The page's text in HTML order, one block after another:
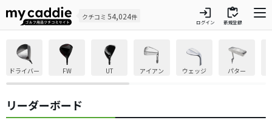
クチコミ 54,024件 login
ログイン
inventory
新規登録
ドライバー FW UT アイアン ウェッジ パター
リーダーボード